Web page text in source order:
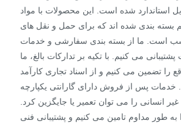
استاندارد شده است. این محصولات با مواد
بندی شده اند که برای حمل و نقل های
است. ما از بسته بندی سفارشی و خدمات
می کنیم. با تکیه بر تدارکات بالغ، ما
را تضمین می کنیم و از اسناد تجاری کارآمد
خدمات پس از فروش دارای گارانتی یکپارچه
انسانی را می توان تعمیر یا جایگزین کرد.
طور مداوم تامین می کنیم و پشتیبانی فنی